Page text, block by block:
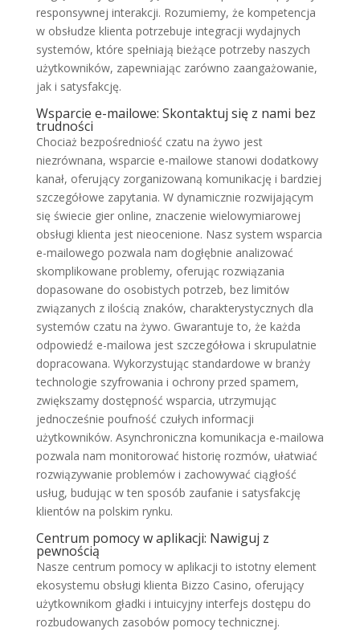
responsywnej interakcji. Rozumiemy, że kompetencja
w obsłudze klienta potrzebuje integracji wydajnych
systemów, które spełniają bieżące potrzeby naszych
użytkowników, zapewniając zarówno zaangażowanie,
jak i satysfakcję.
Wsparcie e-mailowe: Skontaktuj się z nami bez
trudności
Chociaż bezpośredniość czatu na żywo jest
niezrównana, wsparcie e-mailowe stanowi dodatkowy
kanał, oferujący zorganizowaną komunikację i bardziej
szczegółowe zapytania. W dynamicznie rozwijającym
się świecie gier online, znaczenie wielowymiarowej
obsługi klienta jest nieocenione. Nasz system wsparcia
e-mailowego pozwala nam dogłębnie analizować
skomplikowane problemy, oferując rozwiązania
dopasowane do osobistych potrzeb, bez limitów
związanych z ilością znaków, charakterystycznych dla
systemów czatu na żywo. Gwarantuje to, że każda
odpowiedź e-mailowa jest szczegółowa i skrupulatnie
dopracowana. Wykorzystując standardowe w branży
technologie szyfrowania i ochrony przed spamem,
zwiększamy dostępność wsparcia, utrzymując
jednocześnie poufność czułych informacji
użytkowników. Asynchroniczna komunikacja e-mailowa
pozwala nam monitorować historię rozmów, ułatwiać
rozwiązywanie problemów i zachowywać ciągłość
usług, budując w ten sposób zaufanie i satysfakcję
klientów na polskim rynku.
Centrum pomocy w aplikacji: Nawiguj z
pewnością
Nasze centrum pomocy w aplikacji to istotny element
ekosystemu obsługi klienta Bizzo Casino, oferujący
użytkownikom gładki i intuicyjny interfejs dostępu do
rozbudowanych zasobów pomocy technicznej.